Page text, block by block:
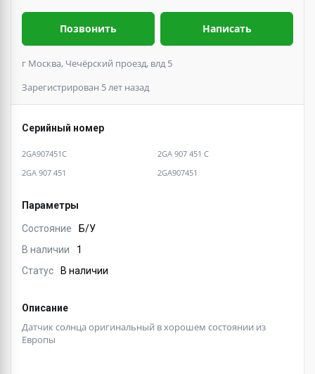
Позвонить Написать
г Москва, Чечёрский проезд, влд 5
Зарегистрирован 5 лет назад
Серийный номер
2GA907451C
2GA 907 451 C
2GA 907 451
2GA907451
Параметры
Состояние
Б/У
В наличии
1
Статус
В наличии
Описание
Датчик солнца оригинальный в хорошем состоянии из
Европы